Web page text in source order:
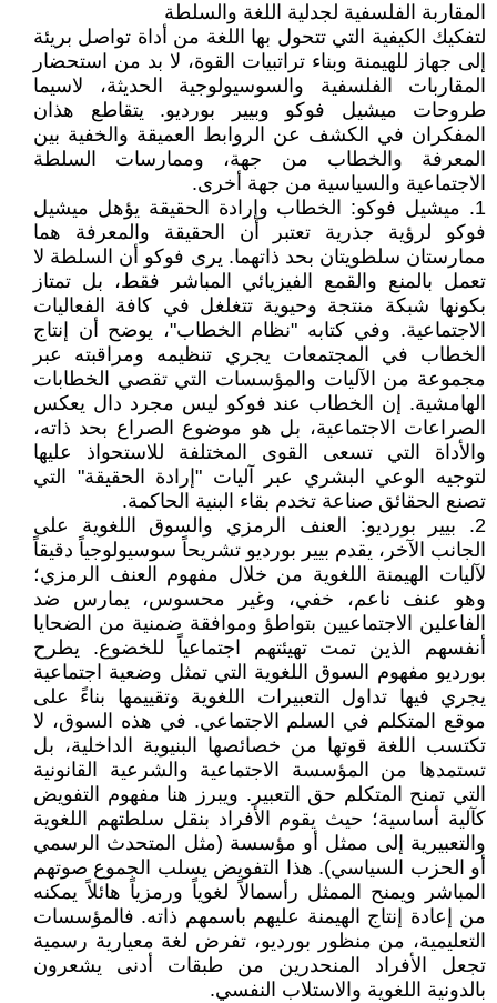
المقاربة الفلسفية لجدلية اللغة والسلطة
لتفكيك الكيفية التي تتحول بها اللغة من أداة تواصل بريئة
إلى جهاز للهيمنة وبناء تراتبيات القوة، لا بد من استحضار
المقاربات الفلسفية والسوسيولوجية الحديثة، لاسيما
طروحات ميشيل فوكو وبيير بورديو. يتقاطع هذان
المفكران في الكشف عن الروابط العميقة والخفية بين
المعرفة والخطاب من جهة، وممارسات السلطة
الاجتماعية والسياسية من جهة أخرى.
1. ميشيل فوكو: الخطاب وإرادة الحقيقة يؤهل ميشيل
فوكو لرؤية جذرية تعتبر أن الحقيقة والمعرفة هما
ممارستان سلطويتان بحد ذاتهما. يرى فوكو أن السلطة لا
تعمل بالمنع والقمع الفيزيائي المباشر فقط، بل تمتاز
بكونها شبكة منتجة وحيوية تتغلغل في كافة الفعاليات
الاجتماعية. وفي كتابه "نظام الخطاب"، يوضح أن إنتاج
الخطاب في المجتمعات يجري تنظيمه ومراقبته عبر
مجموعة من الآليات والمؤسسات التي تقصي الخطابات
الهامشية. إن الخطاب عند فوكو ليس مجرد دال يعكس
الصراعات الاجتماعية، بل هو موضوع الصراع بحد ذاته،
والأداة التي تسعى القوى المختلفة للاستحواذ عليها
لتوجيه الوعي البشري عبر آليات "إرادة الحقيقة" التي
تصنع الحقائق صناعة تخدم بقاء البنية الحاكمة.
2. بيير بورديو: العنف الرمزي والسوق اللغوية على
الجانب الآخر، يقدم بيير بورديو تشريحاً سوسيولوجياً دقيقاً
لآليات الهيمنة اللغوية من خلال مفهوم العنف الرمزي؛
وهو عنف ناعم، خفي، وغير محسوس، يمارس ضد
الفاعلين الاجتماعيين بتواطؤ وموافقة ضمنية من الضحايا
أنفسهم الذين تمت تهيئتهم اجتماعياً للخضوع. يطرح
بورديو مفهوم السوق اللغوية التي تمثل وضعية اجتماعية
يجري فيها تداول التعبيرات اللغوية وتقييمها بناءً على
موقع المتكلم في السلم الاجتماعي. في هذه السوق، لا
تكتسب اللغة قوتها من خصائصها البنيوية الداخلية، بل
تستمدها من المؤسسة الاجتماعية والشرعية القانونية
التي تمنح المتكلم حق التعبير. ويبرز هنا مفهوم التفويض
كآلية أساسية؛ حيث يقوم الأفراد بنقل سلطتهم اللغوية
والتعبيرية إلى ممثل أو مؤسسة (مثل المتحدث الرسمي
أو الحزب السياسي). هذا التفويض يسلب الجموع صوتهم
المباشر ويمنح الممثل رأسمالاً لغوياً ورمزياً هائلاً يمكنه
من إعادة إنتاج الهيمنة عليهم باسمهم ذاته. فالمؤسسات
التعليمية، من منظور بورديو، تفرض لغة معيارية رسمية
تجعل الأفراد المنحدرين من طبقات أدنى يشعرون
بالدونية اللغوية والاستلاب النفسي.